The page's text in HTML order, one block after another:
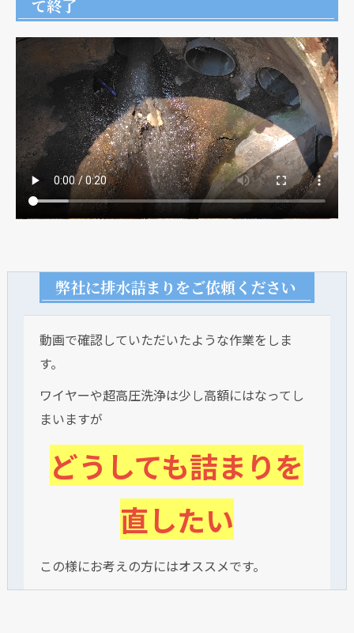
て終了
弊社に排水詰まりをご依頼ください
動画で確認していただいたような作業をしま
す。
ワイヤーや超高圧洗浄は少し高額にはなってし
まいますが
どうしても詰まりを
直したい
この様にお考えの方にはオススメです。